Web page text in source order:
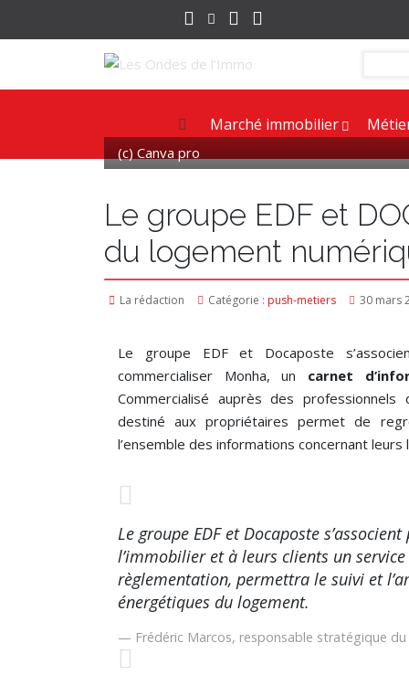
Marché immobilier
(c) Canva pro
Le groupe EDF et
du logement
La rédaction Catégorie : push-metiers 30 mars
Le groupe EDF et Docaposte
commercialiser Monha, un carnet
Commercialisé auprès des
destiné aux propriétaires permet de
l’ensemble des informations concernant leurs
Le groupe EDF et Docaposte
l’immobilier et à leurs clients un
règlementation, permettra le suivi et
énergétiques du logement.
Frédéric Marcos, responsable stratégique